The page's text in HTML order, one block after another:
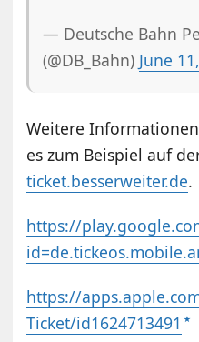
— Deutsche Bahn
(@DB_Bahn) June
Weitere
es zum Beispiel auf
ticket.besserweiter.de.
https://
https://
Ticket/id1624713491